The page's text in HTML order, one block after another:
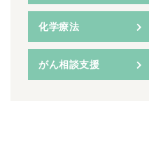
化学療法
がん相談支援